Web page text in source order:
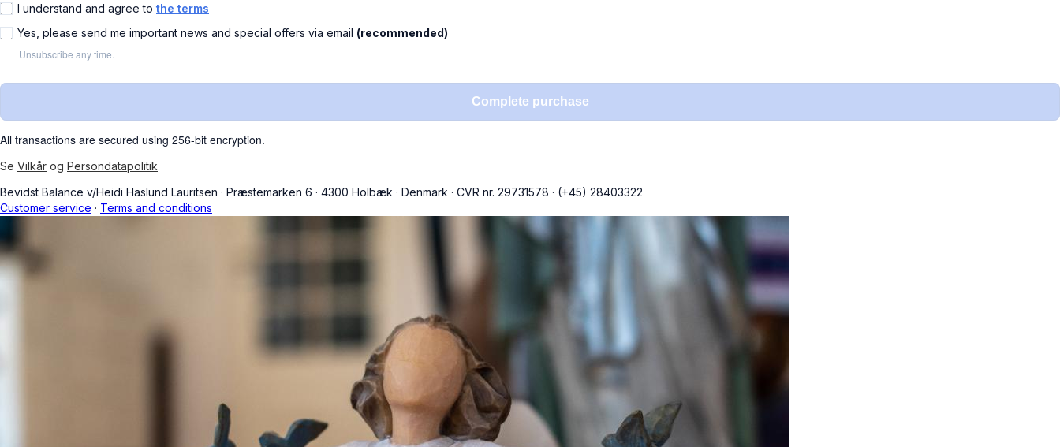
I understand and agree to the terms
Yes, please send me important news and special offers via email (recommended)
Unsubscribe any time.
Complete purchase
All transactions are secured using 256-bit encryption.
Se Vilkår og Persondatapolitik
Bevidst Balance v/Heidi Haslund Lauritsen · Præstemarken 6 · 4300 Holbæk · Denmark · CVR nr. 29731578 · (+45) 28403322
Customer service · Terms and conditions